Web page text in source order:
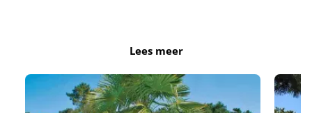
Mei, juni, september, oktober en november: van 10.30 uur
tot 12.00 uur en van 14.00 uur tot 18.30 uur
Juli - augustus: 10.15 uur tot 19.30 uur
Lees meer